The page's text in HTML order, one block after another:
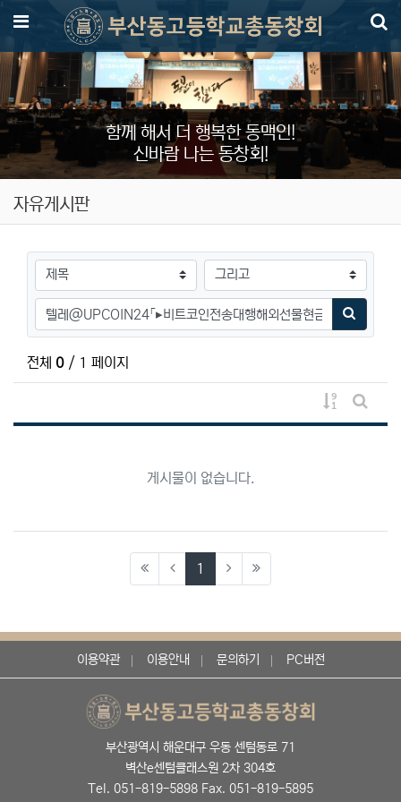
함께 해서 더 행복한 동맥인!
신바람 나는 동창회!
메뉴
자유게시판
검색대상
검색어
검색하기
전체 0 / 1 페이지
게시물 정렬
게시판
게시물이 없습니다.
1 (current)
이용약관 이용안내 문의하기 PC버전
부산광역시 해운대구 우동 센텀동로 71
벽산e센텀클래스원 2차 304호
Tel. 051-819-5898 Fax. 051-819-5895